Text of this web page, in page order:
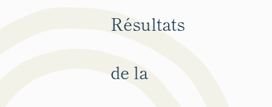
Résultats
de la